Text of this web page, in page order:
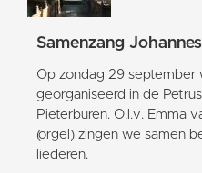
Samenzang
Op zondag 29 september
georganiseerd in de
Pieterburen. O.l.v. Emma
(orgel) zingen we samen
liederen.